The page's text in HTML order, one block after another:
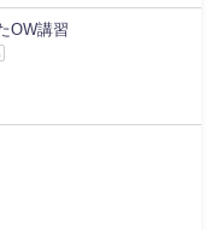
OW講習